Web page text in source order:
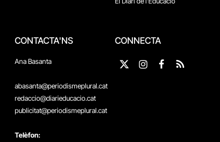
CONTACTA'NS
Ana Basanta
abasanta@periodismeplural.cat
redaccio@diarieducacio.cat
publicitat@periodismeplural.cat
Telèfon:
CONNECTA
X
Instagram
Facebook
RSS